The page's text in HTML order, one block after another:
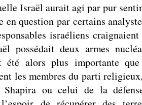
Israël aurait agi par pur
en question par certains
israéliens
possédait deux armes
été alors plus importante
les membres du parti
ou celui de la